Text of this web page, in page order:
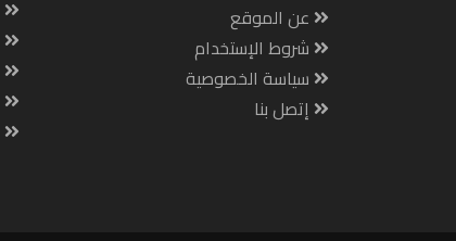
عن الموقع
شروط الإستخدام
سياسة الخصوصية
إتصل بنا